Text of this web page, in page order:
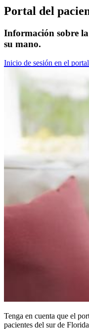
Portal del
Información sobre
su mano.
Inicio de sesión en el portal
Tenga en cuenta que el
pacientes del sur de